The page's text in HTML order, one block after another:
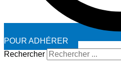
POUR ADHÉRER
Rechercher